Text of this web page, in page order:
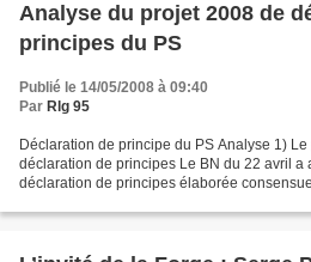
Analyse du projet 2008 de
principes du PS
Publié le 14/05/2008 à 09:40
Par Rlg 95
Déclaration de principe du PS Analyse 1)
déclaration de principes Le BN du 22 avril a
déclaration de principes élaborée